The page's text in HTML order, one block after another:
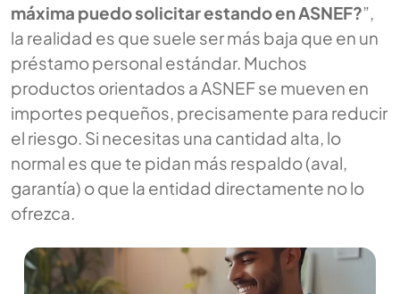
máxima puedo solicitar estando en ASNEF?”,
la realidad es que suele ser más baja que en un
préstamo personal estándar. Muchos
productos orientados a ASNEF se mueven en
importes pequeños, precisamente para reducir
el riesgo. Si necesitas una cantidad alta, lo
normal es que te pidan más respaldo (aval,
garantía) o que la entidad directamente no lo
ofrezca.